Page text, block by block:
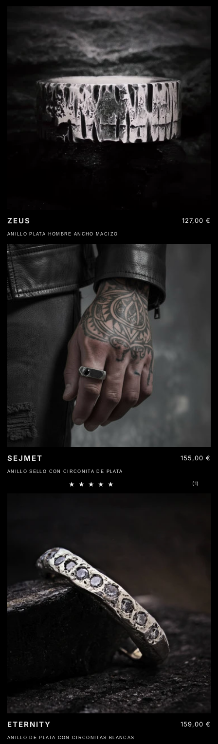
ANILLO PLATA HOMBRE ANCHO MACIZO
ZEUS
Precio
127,00 €
ANILLO SELLO CON CIRCONITA DE PLATA
SEJMET
(1)
Precio
155,00 €
ANILLO DE PLATA CON CIRCONITAS BLANCAS
ETERNITY
Precio
159,00 €